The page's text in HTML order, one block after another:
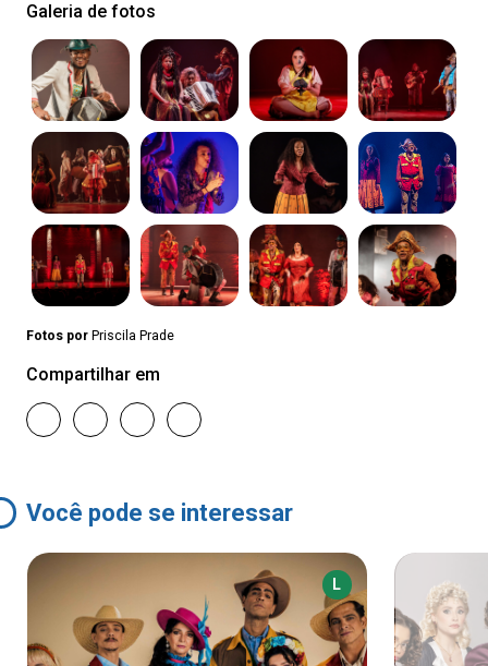
Galeria de fotos
Fotos por Priscila Prade
Compartilhar em
Você pode se interessar
L